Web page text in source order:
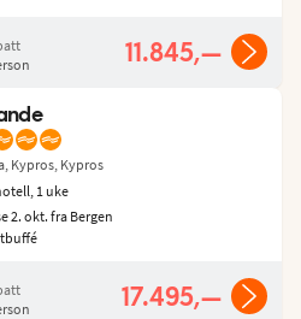
11.845,—
Kypros, Kypros
1 uke
2. okt. fra Bergen
17.495,—